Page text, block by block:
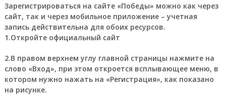
Зарегистрироваться на сайте «Победы» можно как через
сайт, так и через мобильное приложение – учетная
запись действительна для обоих ресурсов.
1.Откройте официальный сайт
2.В правом верхнем углу главной страницы нажмите на
слово «Вход», при этом откроется всплывающее меню, в
котором нужно нажать на «Регистрация», как показано
на рисунке.